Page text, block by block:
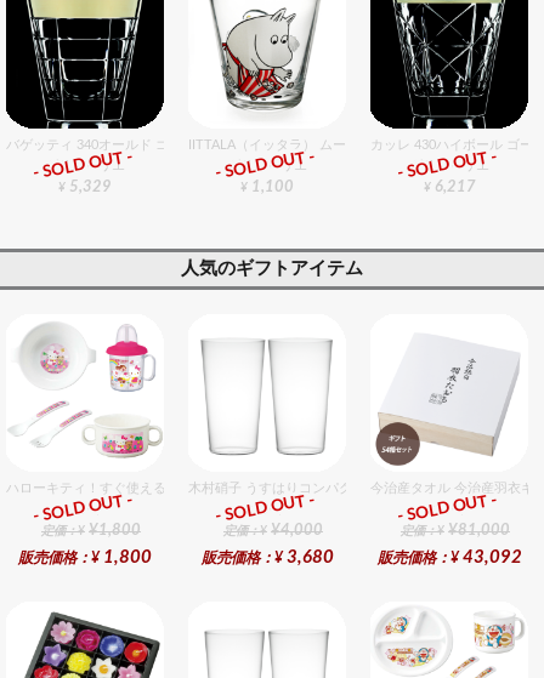
バゲッティ 340オールド ゴールド 6個入りセット
グラスバリエ
¥ 5,329
- SOLD OUT -
IITTALA（イッタラ） ムーミンタンブラー ムーミンママ
グラスバリエ
¥ 1,100
- SOLD OUT -
カッレ 430ハイボール ゴー
グラスバリエ
¥ 6,217
- SOLD OUT -
人気のギフトアイテム
ハローキティ！すぐ使えるおめでとうセット（女の子用） セット販売商品です。
ギフト
定価：¥ ¥1,800
販売価格：¥ 1,800
- SOLD OUT -
木村硝子 うすはりコンパクト560cc タンブラーグラスギ
ギフト
定価：¥ ¥4,000
販売価格：¥ 3,680
- SOLD OUT -
今治産タオル 今治産羽衣
ギフト
定価：¥ ¥81,000
販売価格：¥ 43,092
- SOLD OUT -